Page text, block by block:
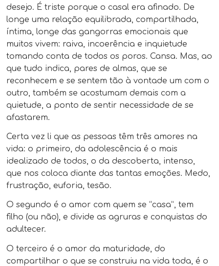
desejo. É triste porque o casal era afinado. De
longe uma relação equilibrada, compartilhada,
íntima, longe das gangorras emocionais que
muitos vivem: raiva, incoerência e inquietude
tomando conta de todos os poros. Cansa. Mas, ao
que tudo indica, pares de almas, que se
reconhecem e se sentem tão à vontade um com o
outro, também se acostumam demais com a
quietude, a ponto de sentir necessidade de se
afastarem.
Certa vez li que as pessoas têm três amores na
vida: o primeiro, da adolescência é o mais
idealizado de todos, o da descoberta, intenso,
que nos coloca diante das tantas emoções. Medo,
frustração, euforia, tesão.
O segundo é o amor com quem se “casa”, tem
filho (ou não), e divide as agruras e conquistas do
adultecer.
O terceiro é o amor da maturidade, do
compartilhar o que se construiu na vida toda, é o